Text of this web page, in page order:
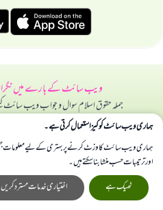
ویب سائٹ کے بارے میں
جملہ حقوق اسلام سوال و جواب ویب سائٹ کیلیے
ہماری ویب سائٹ کوکیز استعمال کرتی ہے۔
ہماری ویب سائٹ کا وزٹ کرنے پر بہتری کے لیے معلومات
اور ترتیبات حسب منشا بنا سکتے ہیں۔
اختیاری خدمات مسترد کریں ٹھیک ہے